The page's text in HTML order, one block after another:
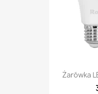
Żarówka